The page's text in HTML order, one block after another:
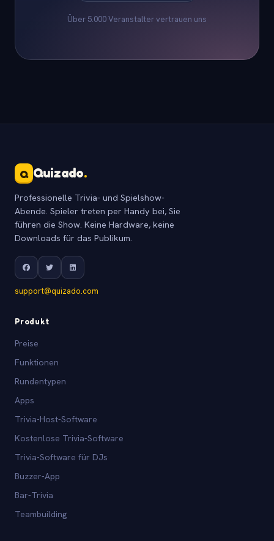
Über 5.000 Veranstalter vertrauen uns
Q Quizado.
Professionelle Trivia- und Spielshow-
Abende. Spieler treten per Handy bei, Sie
führen die Show. Keine Hardware, keine
Downloads für das Publikum.
support@quizado.com
Produkt
Preise
Funktionen
Rundentypen
Apps
Trivia-Host-Software
Kostenlose Trivia-Software
Trivia-Software für DJs
Buzzer-App
Bar-Trivia
Teambuilding